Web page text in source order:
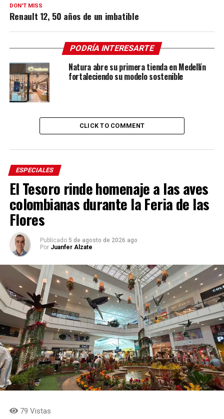
DON'T MISS
Renault 12, 50 años de un imbatible
PODRÍA INTERESARTE
Natura abre su primera tienda en Medellín
fortaleciendo su modelo sostenible
CLICK TO COMMENT
ESPECIALES
El Tesoro rinde homenaje a las aves
colombianas durante la Feria de las
Flores
Publicado 5 de agosto de 2026 ago
Por Juanfer Alzate
79 Vistas